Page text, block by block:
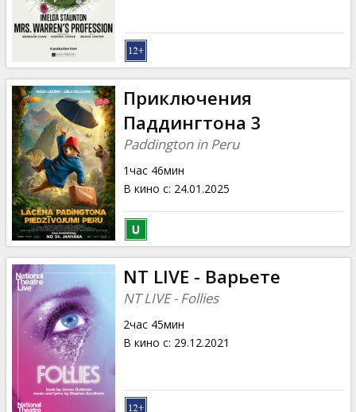
Приключения
Паддингтона 3
Paddington in Peru
1час 46мин
В кино с: 24.01.2025
NT LIVE - Варьете
NT LIVE - Follies
2час 45мин
В кино с: 29.12.2021